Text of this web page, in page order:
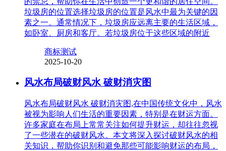
垃圾房的位置选择垃圾房的位置是风水中最为关键的因
素之一。通常情况下，垃圾房应远离主要的生活区域，
如卧室、厨房和客厅。若垃圾房位于这些区域的附近
商标测试
2025-10-20
风水布局破财风水 破财消灾图
风水布局破财风水 破财消灾图,在中国传统文化中，风水
被视为影响人们生活的重要因素，特别是在财运方面。
许多家庭在布局上常常关注如何提升财运，却往往忽视
了一些潜在的破财风水。本文将深入探讨破财风水的相
关知识，帮助你识别和避免那些可能影响财运的布局，